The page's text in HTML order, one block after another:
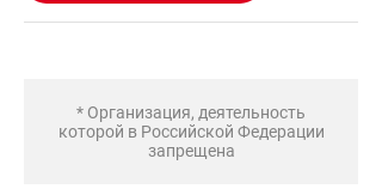
* Организация, деятельность
которой в Российской Федерации
запрещена